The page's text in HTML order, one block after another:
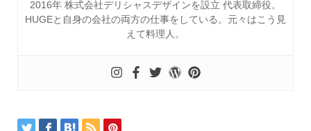
2016年 株式会社デリシャスデザインを設立 代表取締役。
HUGEと自身の会社の両方の仕事をしている。元々はこう見
えて料理人。